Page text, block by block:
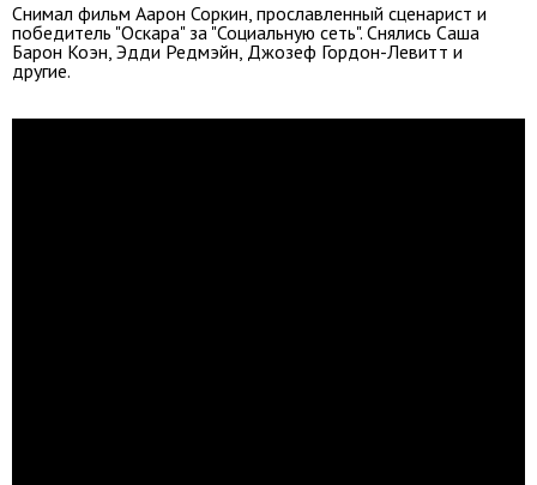
Снимал фильм Аарон Соркин, прославленный сценарист и
победитель "Оскара" за "Социальную сеть". Снялись Саша
Барон Коэн, Эдди Редмэйн, Джозеф Гордон-Левитт и
другие.